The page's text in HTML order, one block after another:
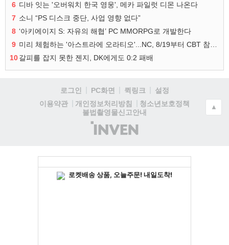
6 디바 잇는 '오버워치 한국 영웅', 메카 파일럿 디몬 나온다
7 소니 “PS 디스크 중단, 사업 영향 없다”
8 ‘아키에이지 S: 자유의 해협’ PC MMORPG로 개발한다
9
10갈피를 잡지 못한 젠지, DK에게도 0:2 패배
로그인 PC화면 퀵링크
설정
이용약관
개인정보처리방침
청소년보호정책
불법촬영물신고안내
(주)
인
▲